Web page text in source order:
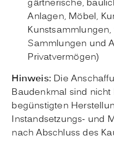
gärtnerische,
Anlagen, Möbel,
Sammlungen und
Privatvermögen)
Hinweis: Die
Baudenkmal sind
begünstigten
Instandsetzungs- und
nach Abschluss des